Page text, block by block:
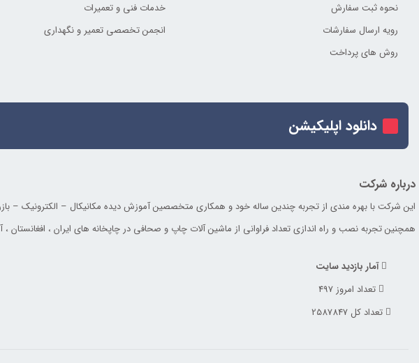
نحوه ثبت سفارش
رویه ارسال سفارشات
روش های پرداخت
خدمات فنی و تعمیرات
انجمن تخصصی تعمیر و نگهداری
دانلود اپلیکیشن
درباره شرکت
این شرکت با بهره مندی از تجربه چندین ساله خود و همکاری متخصصین آموزش دیده مکانیکال – الکترونیک –
همچنین تجربه نصب و راه اندازی تعداد فراوانی از ماشین آلات چاپ و صحافی در چاپخانه های ایران ، افغانستان ،
آمار بازدید سایت
تعداد امروز 497
تعداد کل 2587847